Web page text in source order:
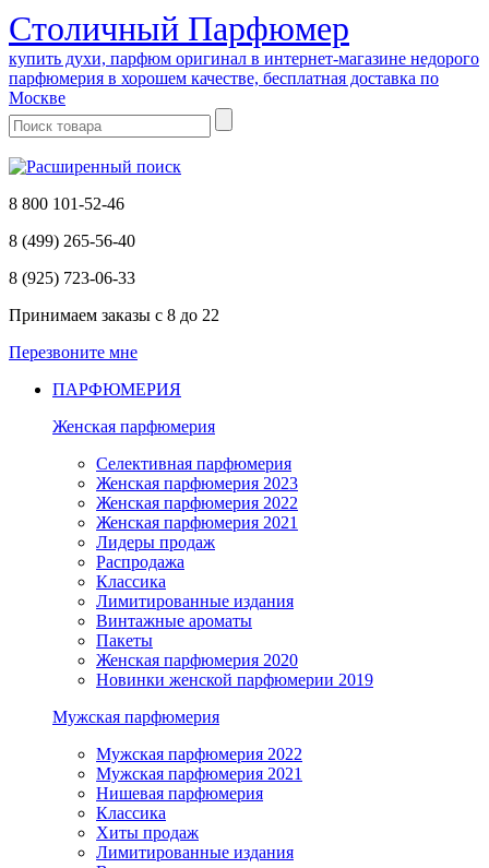
Cтоличный Парфюмер
купить духи, парфюм оригинал в интернет-магазине недорого
парфюмерия в хорошем качестве, бесплатная доставка по
Москве
8 800 101-52-46
8 (499) 265-56-40
8 (925) 723-06-33
Принимаем заказы с 8 до 22
Перезвоните мне
ПАРФЮМЕРИЯ
Женская парфюмерия
Селективная парфюмерия
Женская парфюмерия 2023
Женская парфюмерия 2022
Женская парфюмерия 2021
Лидеры продаж
Распродажа
Классика
Лимитированные издания
Винтажные ароматы
Пакеты
Женская парфюмерия 2020
Новинки женской парфюмерии 2019
Мужская парфюмерия
Мужская парфюмерия 2022
Мужская парфюмерия 2021
Нишевая парфюмерия
Классика
Хиты продаж
Лимитированные издания